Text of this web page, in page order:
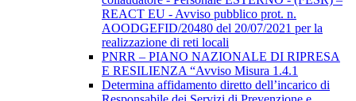
REACT EU - Avviso pubblico prot. n.
AOODGEFID/20480 del 20/07/2021 per la
realizzazione di reti locali
PNRR – PIANO NAZIONALE DI RIPRESA
E RESILIENZA “Avviso Misura 1.4.1
Determina affidamento diretto dell’incarico di